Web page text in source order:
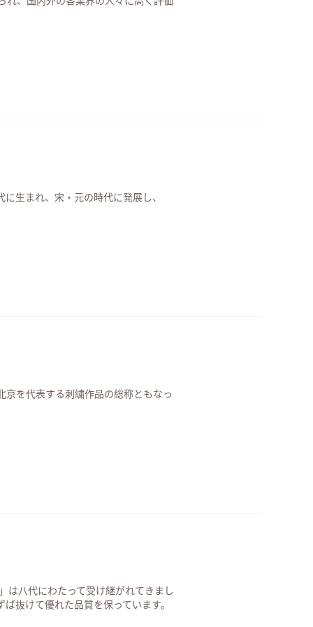
生まれ、宋・元の時代に発展し、
京を代表する刺繍作品の総称ともなっ
は八代にわたって受け継がれてきまし
抜けて優れた品質を保っています。